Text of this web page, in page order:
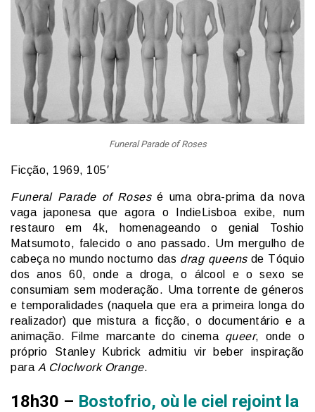
Funeral Parade of Roses
Ficção, 1969, 105′
Funeral Parade of Roses é uma obra-prima da nova
vaga japonesa que agora o IndieLisboa exibe, num
restauro em 4k, homenageando o genial Toshio
Matsumoto, falecido o ano passado. Um mergulho de
cabeça no mundo nocturno das drag queensde Tóquio
dos anos 60, onde a droga, o álcool e o sexo se
consumiam sem moderação. Uma torrente de géneros
e temporalidades (naquela que era a primeira longa do
realizador) que mistura a ficção, o documentário e a
animação. Filme marcante do cinema queer, onde o
próprio Stanley Kubrick admitiu vir beber inspiração
para A Cloclwork Orange.
18h30 – Bostofrio, où le ciel rejoint la